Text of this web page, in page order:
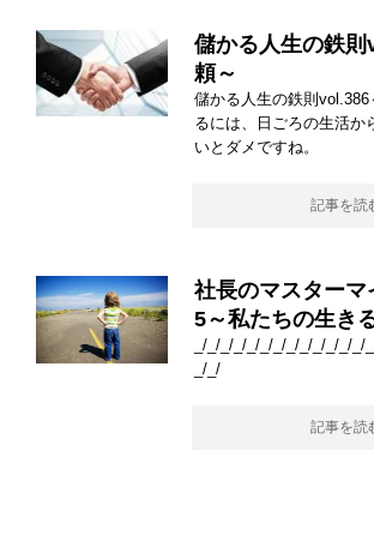
儲かる人生の鉄
頼～
儲かる人生の鉄則
るには、日ごろの生活か
いとダメですね。
記事を読
社長のマスター
5～私たちの生き
_/_/_/_/_/_/_/_/_/_/_/_/
_/_/
記事を読